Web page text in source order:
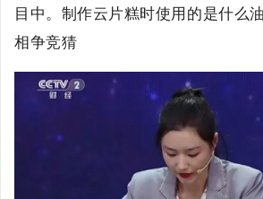
目中。制作云片糕时使用的是什么
相争竞猜